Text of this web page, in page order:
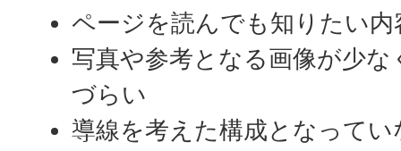
ページを読んでも知りたい
写真や参考となる画像が少
づらい
導線を考えた構成となってい